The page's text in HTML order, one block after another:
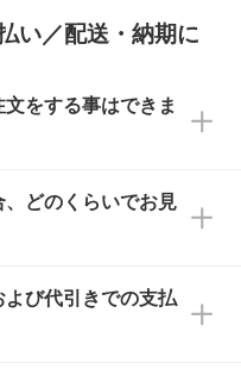
い／配送・納期に
をする事はできま
ムにて『ゲストの
うえ、ご依頼く
どのくらいでお見
しております。混
ただくこともご
び代引きでの支払